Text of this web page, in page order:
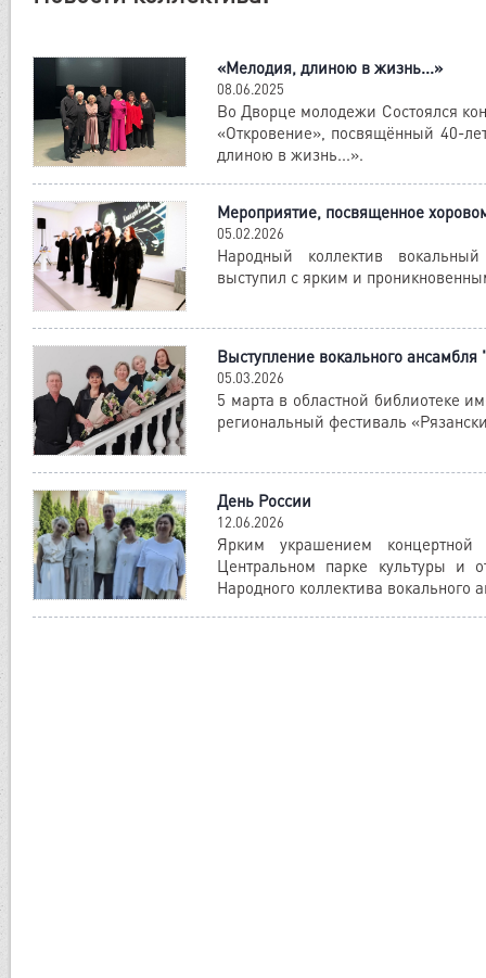
«Мелодия, длиною в жизнь...»
08.06.2025
Во Дворце молодежи Состоялся
«Откровение», посвящённый 40-
длиною в жизнь...».
Мероприятие, посвященное
05.02.2026
Народный коллектив
выступил с ярким и
Выступление вокального ансамбля
05.03.2026
5 марта в областной библиотеке
региональный фестиваль
День России
12.06.2026
Ярким украшением
Центральном парке культуры и
Народного коллектива вокального